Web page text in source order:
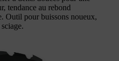
tendance au rebond
Outil pour buissons noueux,